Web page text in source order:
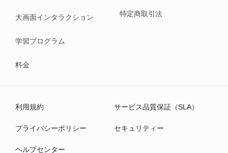
大画面インタラクション
学習プログラム
料金
特定商取引法
利用規約 サービス品質保証（SLA）
プライバシーポリシー セキュリティー
ヘルプセンター